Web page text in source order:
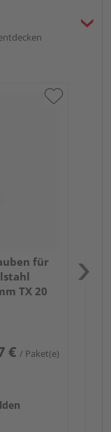
für
TX 20
€ / Paket(e)